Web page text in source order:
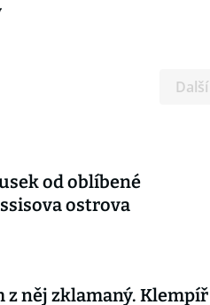
Další
od oblíbené
ostrova
z něj zklamaný. Klempíř